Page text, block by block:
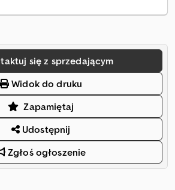
się z sprzedającym
Widok do druku
Zapamiętaj
Udostępnij
Zgłoś ogłoszenie